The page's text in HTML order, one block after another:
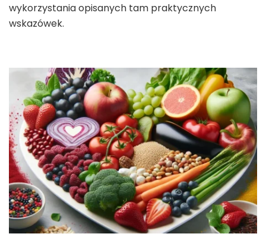
wykorzystania opisanych tam praktycznych
wskazówek.